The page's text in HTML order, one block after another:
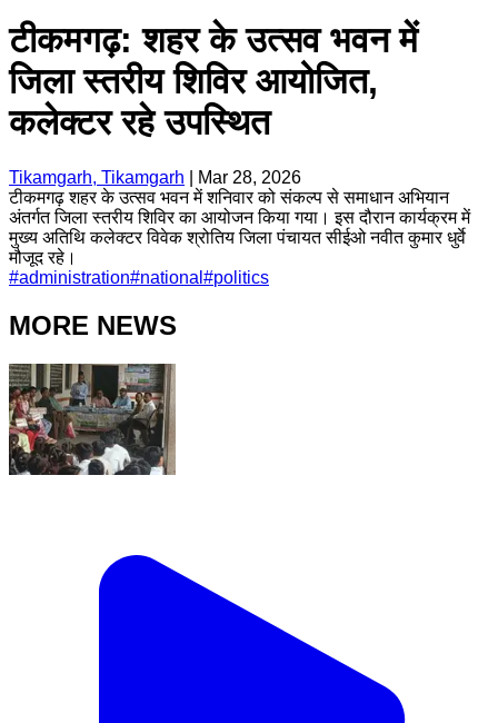
टीकमगढ़: शहर के उत्सव भवन में
जिला स्तरीय शिविर आयोजित,
कलेक्टर रहे उपस्थित
Tikamgarh, Tikamgarh
Mar 28, 2026
टीकमगढ़ शहर के उत्सव भवन में शनिवार को संकल्प से समाधान अभियान
अंतर्गत जिला स्तरीय शिविर का आयोजन किया गया। इस दौरान कार्यक्रम में
मुख्य अतिथि कलेक्टर विवेक श्रोतिय जिला पंचायत सीईओ नवीत कुमार धुर्वे
मौजूद रहे।
#administration#national #politics
MORE NEWS